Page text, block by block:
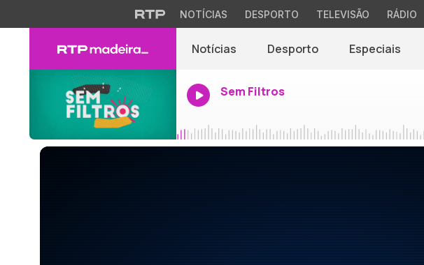
NOTÍCIAS DESPORTO TELEVISÃO RÁDIO
Notícias Desporto Especiais
Sem Filtros